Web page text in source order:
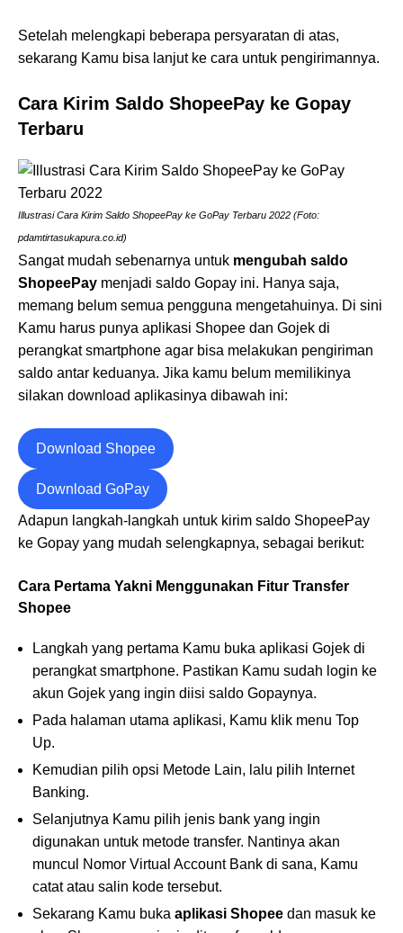
Setelah melengkapi beberapa persyaratan di atas,
sekarang Kamu bisa lanjut ke cara untuk pengirimannya.
Cara Kirim Saldo ShopeePay ke Gopay
Terbaru
Illustrasi Cara Kirim Saldo ShopeePay ke GoPay Terbaru 2022 (Foto:
pdamtirtasukapura.co.id)
Sangat mudah sebenarnya untuk mengubah saldo
ShopeePay menjadi saldo Gopay ini. Hanya saja,
memang belum semua pengguna mengetahuinya. Di sini
Kamu harus punya aplikasi Shopee dan Gojek di
perangkat smartphone agar bisa melakukan pengiriman
saldo antar keduanya. Jika kamu belum memilikinya
silakan download aplikasinya dibawah ini:
Download Shopee
Download GoPay
Adapun langkah-langkah untuk kirim saldo ShopeePay
ke Gopay yang mudah selengkapnya, sebagai berikut:
Cara Pertama Yakni Menggunakan Fitur Transfer
Shopee
Langkah yang pertama Kamu buka aplikasi Gojek di
perangkat smartphone. Pastikan Kamu sudah login ke
akun Gojek yang ingin diisi saldo Gopaynya.
Pada halaman utama aplikasi, Kamu klik menu Top
Up.
Kemudian pilih opsi Metode Lain, lalu pilih Internet
Banking.
Selanjutnya Kamu pilih jenis bank yang ingin
digunakan untuk metode transfer. Nantinya akan
muncul Nomor Virtual Account Bank di sana, Kamu
catat atau salin kode tersebut.
Sekarang Kamu buka aplikasi Shopee dan masuk ke